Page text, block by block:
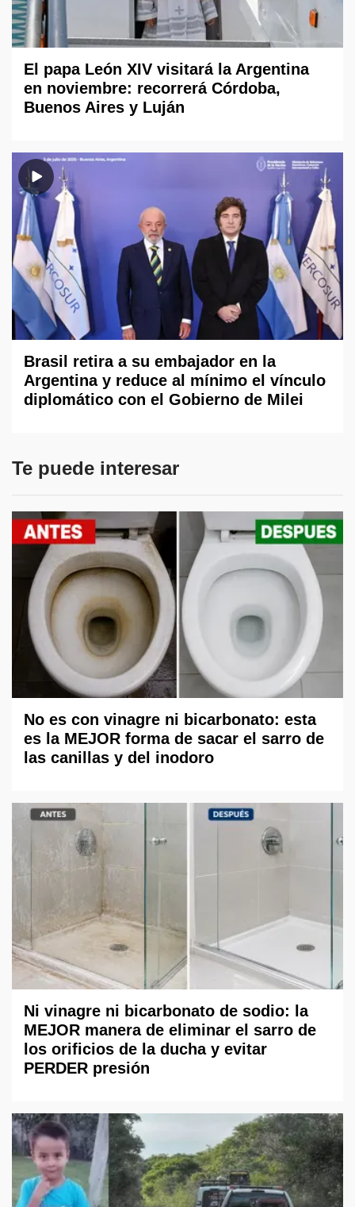
El papa León XIV visitará la Argentina
en noviembre: recorrerá Córdoba,
Buenos Aires y Luján
Brasil retira a su embajador en la
Argentina y reduce al mínimo el vínculo
diplomático con el Gobierno de Milei
Te puede interesar
No es con vinagre ni bicarbonato: esta
es la MEJOR forma de sacar el sarro de
las canillas y del inodoro
Ni vinagre ni bicarbonato de sodio: la
MEJOR manera de eliminar el sarro de
los orificios de la ducha y evitar
PERDER presión